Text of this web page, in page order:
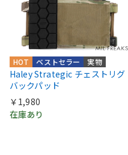
実物
ベストセラー
HOT
Haley Strategic チェストリグ
バックパッド
￥1,980
在庫あり